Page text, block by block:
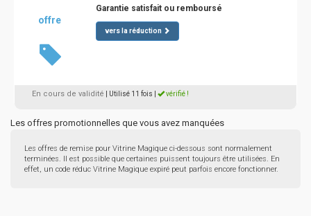
offre
Garantie satisfait ou remboursé
vers la réduction
En cours de validité | Utilisé 11 fois vérifié !
Les offres promotionnelles que vous avez manquées
Les offres de remise pour Vitrine Magique ci-dessous sont normalement
terminées. Il est possible que certaines puissent toujours être utilisées. En
effet, un code réduc Vitrine Magique expiré peut parfois encore fonctionner.